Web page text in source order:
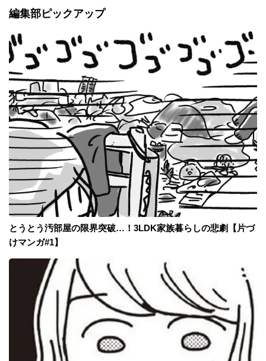
編集部ピックアップ
とうとう汚部屋の限界突破…！3LDK家族暮らしの悲劇【片づ
けマンガ#1】